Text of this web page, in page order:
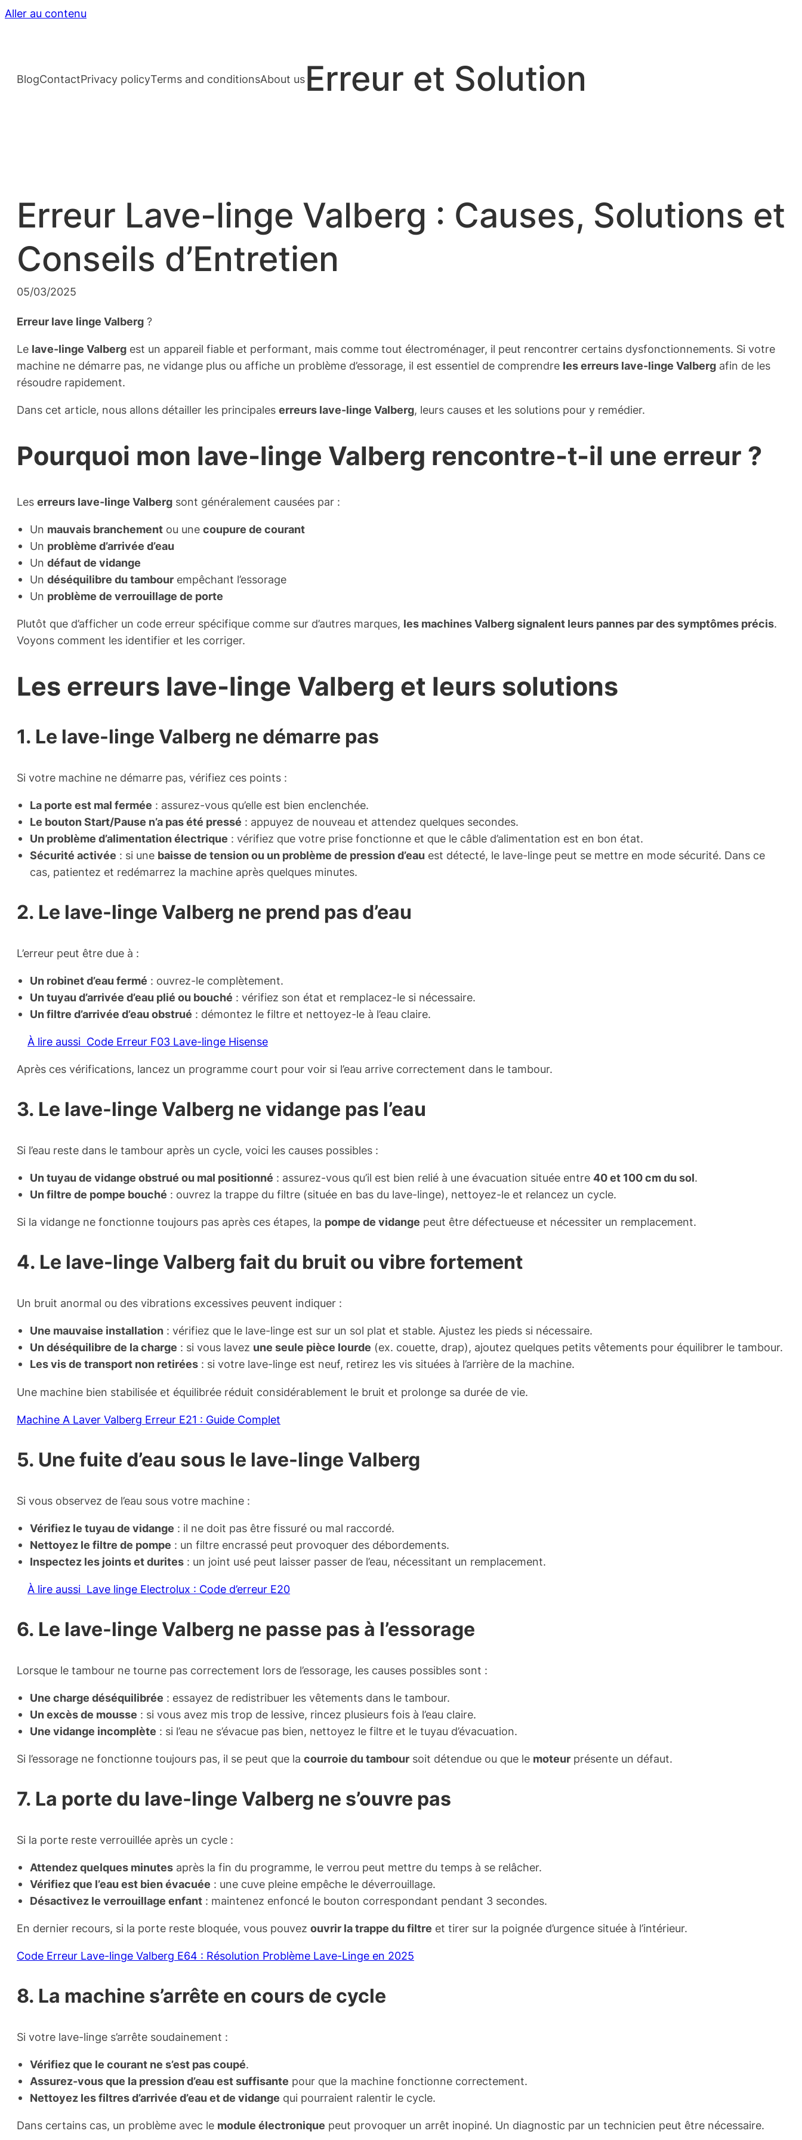
Aller au contenu
BlogContactPrivacy policyTerms and conditionsAbout usErreur et Solution
Erreur Lave-linge Valberg : Causes, Solutions et
Conseils d’Entretien
05/03/2025
Erreur lave linge Valberg ?
Le lave-linge Valberg est un appareil fiable et performant, mais comme tout électroménager, il peut rencontrer certains dysfonctionnements. Si votre
machine ne démarre pas, ne vidange plus ou affiche un problème d’essorage, il est essentiel de comprendre les erreurs lave-linge Valberg afin de les
résoudre rapidement.
Dans cet article, nous allons détailler les principales erreurs lave-linge Valberg, leurs causes et les solutions pour y remédier.
Pourquoi mon lave-linge Valberg rencontre-t-il une erreur ?
Les erreurs lave-linge Valberg sont généralement causées par :
Un mauvais branchement ou une coupure de courant
Un problème d’arrivée d’eau
Un défaut de vidange
Un déséquilibre du tambour empêchant l’essorage
Un problème de verrouillage de porte
Plutôt que d’afficher un code erreur spécifique comme sur d’autres marques, les machines Valberg signalent leurs pannes par des symptômes précis.
Voyons comment les identifier et les corriger.
Les erreurs lave-linge Valberg et leurs solutions
1. Le lave-linge Valberg ne démarre pas
Si votre machine ne démarre pas, vérifiez ces points :
La porte est mal fermée : assurez-vous qu’elle est bien enclenchée.
Le bouton Start/Pause n’a pas été pressé : appuyez de nouveau et attendez quelques secondes.
Un problème d’alimentation électrique : vérifiez que votre prise fonctionne et que le câble d’alimentation est en bon état.
Sécurité activée : si une baisse de tension ou un problème de pression d’eau est détecté, le lave-linge peut se mettre en mode sécurité. Dans ce
cas, patientez et redémarrez la machine après quelques minutes.
2. Le lave-linge Valberg ne prend pas d’eau
L’erreur peut être due à :
Un robinet d’eau fermé : ouvrez-le complètement.
Un tuyau d’arrivée d’eau plié ou bouché : vérifiez son état et remplacez-le si nécessaire.
Un filtre d’arrivée d’eau obstrué : démontez le filtre et nettoyez-le à l’eau claire.
À lire aussi Code Erreur F03 Lave-linge Hisense
Après ces vérifications, lancez un programme court pour voir si l’eau arrive correctement dans le tambour.
3. Le lave-linge Valberg ne vidange pas l’eau
Si l’eau reste dans le tambour après un cycle, voici les causes possibles :
Un tuyau de vidange obstrué ou mal positionné : assurez-vous qu’il est bien relié à une évacuation située entre 40 et 100 cm du sol.
Un filtre de pompe bouché : ouvrez la trappe du filtre (située en bas du lave-linge), nettoyez-le et relancez un cycle.
Si la vidange ne fonctionne toujours pas après ces étapes, la pompe de vidange peut être défectueuse et nécessiter un remplacement.
4. Le lave-linge Valberg fait du bruit ou vibre fortement
Un bruit anormal ou des vibrations excessives peuvent indiquer :
Une mauvaise installation : vérifiez que le lave-linge est sur un sol plat et stable. Ajustez les pieds si nécessaire.
Un déséquilibre de la charge : si vous lavez une seule pièce lourde (ex. couette, drap), ajoutez quelques petits vêtements pour équilibrer le tambour.
Les vis de transport non retirées : si votre lave-linge est neuf, retirez les vis situées à l’arrière de la machine.
Une machine bien stabilisée et équilibrée réduit considérablement le bruit et prolonge sa durée de vie.
Machine A Laver Valberg Erreur E21 : Guide Complet
5. Une fuite d’eau sous le lave-linge Valberg
Si vous observez de l’eau sous votre machine :
Vérifiez le tuyau de vidange : il ne doit pas être fissuré ou mal raccordé.
Nettoyez le filtre de pompe : un filtre encrassé peut provoquer des débordements.
Inspectez les joints et durites : un joint usé peut laisser passer de l’eau, nécessitant un remplacement.
À lire aussi Lave linge Electrolux : Code d’erreur E20
6. Le lave-linge Valberg ne passe pas à l’essorage
Lorsque le tambour ne tourne pas correctement lors de l’essorage, les causes possibles sont :
Une charge déséquilibrée : essayez de redistribuer les vêtements dans le tambour.
Un excès de mousse : si vous avez mis trop de lessive, rincez plusieurs fois à l’eau claire.
Une vidange incomplète : si l’eau ne s’évacue pas bien, nettoyez le filtre et le tuyau d’évacuation.
Si l’essorage ne fonctionne toujours pas, il se peut que la courroie du tambour soit détendue ou que le moteur présente un défaut.
7. La porte du lave-linge Valberg ne s’ouvre pas
Si la porte reste verrouillée après un cycle :
Attendez quelques minutes après la fin du programme, le verrou peut mettre du temps à se relâcher.
Vérifiez que l’eau est bien évacuée : une cuve pleine empêche le déverrouillage.
Désactivez le verrouillage enfant : maintenez enfoncé le bouton correspondant pendant 3 secondes.
En dernier recours, si la porte reste bloquée, vous pouvez ouvrir la trappe du filtre et tirer sur la poignée d’urgence située à l’intérieur.
Code Erreur Lave-linge Valberg E64 : Résolution Problème Lave-Linge en 2025
8. La machine s’arrête en cours de cycle
Si votre lave-linge s’arrête soudainement :
Vérifiez que le courant ne s’est pas coupé.
Assurez-vous que la pression d’eau est suffisante pour que la machine fonctionne correctement.
Nettoyez les filtres d’arrivée d’eau et de vidange qui pourraient ralentir le cycle.
Dans certains cas, un problème avec le module électronique peut provoquer un arrêt inopiné. Un diagnostic par un technicien peut être nécessaire.